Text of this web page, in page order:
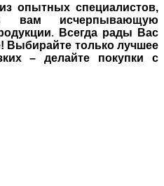
опытных специалистов,
вам исчерпывающую
.
Всегда рады Вас
Выбирайте только лучшее
– делайте покупки с